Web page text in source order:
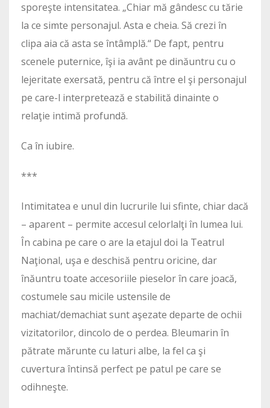
sporeşte intensitatea. „Chiar mă gândesc cu tărie
la ce simte personajul. Asta e cheia. Să crezi în
clipa aia că asta se întâmplă.“ De fapt, pentru
scenele puternice, îşi ia avânt pe dinăuntru cu o
lejeritate exersată, pentru că între el şi personajul
pe care-l interpretează e stabilită dinainte o
relaţie intimă profundă.
Ca în iubire.
***
Intimitatea e unul din lucrurile lui sfinte, chiar dacă
– aparent – permite accesul celorlalţi în lumea lui.
În cabina pe care o are la etajul doi la Teatrul
Naţional, uşa e deschisă pentru oricine, dar
înăuntru toate accesoriile pieselor în care joacă,
costumele sau micile ustensile de
machiat/demachiat sunt aşezate departe de ochii
vizitatorilor, dincolo de o perdea. Bleumarin în
pătrate mărunte cu laturi albe, la fel ca şi
cuvertura întinsă perfect pe patul pe care se
odihneşte.